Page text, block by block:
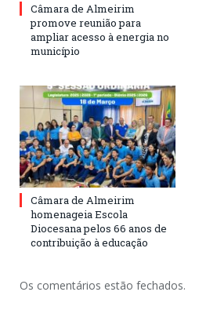
Câmara de Almeirim
promove reunião para
ampliar acesso à energia no
município
Câmara de Almeirim
homenageia Escola
Diocesana pelos 66 anos de
contribuição à educação
Os comentários estão fechados.